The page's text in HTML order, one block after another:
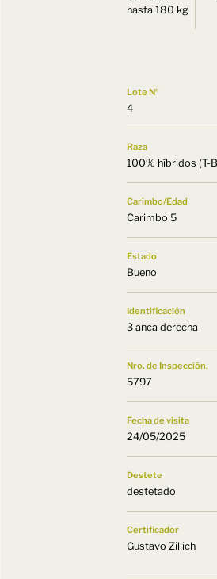
hasta 180 kg
Lote Nº
4
Raza
100% híbridos (T-
Carimbo/Edad
Carimbo 5
Estado
Bueno
Identificación
3 anca derecha
Nro. de Inspección.
5797
Fecha de visita
24/05/2025
Destete
destetado
Certificador
Gustavo Zillich